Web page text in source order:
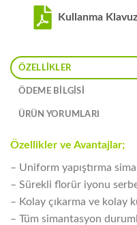
Kullanma
ÖZELLIKLER
ÖDEME BİLGİSİ
ÜRÜN YORUMLARI
Özellikler ve Avantajlar;
– Uniform yapıştırma
– Sürekli florür iyonu
– Kolay çıkarma ve kolay
– Tüm simantasyon